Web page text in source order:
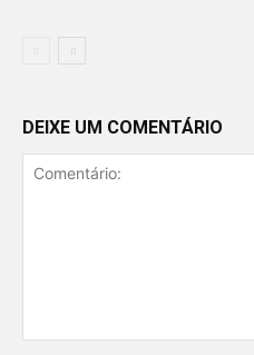
DEIXE UM COMENTÁRIO